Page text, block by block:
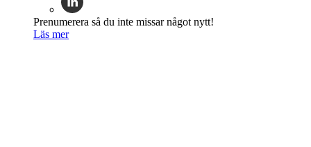
Prenumerera så du inte missar något nytt!
Läs mer